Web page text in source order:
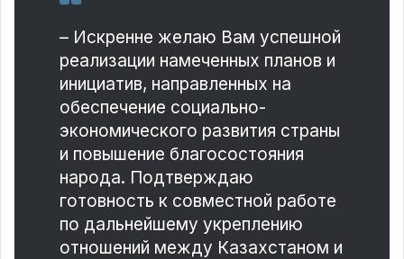
– Искренне желаю Вам успешной
реализации намеченных планов и
инициатив, направленных на
обеспечение социально-
экономического развития страны
и повышение благосостояния
народа. Подтверждаю
готовность к совместной работе
по дальнейшему укреплению
отношений между Казахстаном и